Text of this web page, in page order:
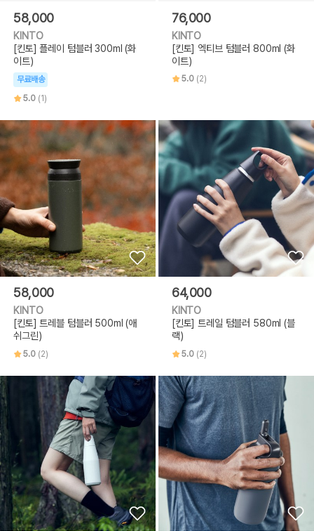
58,000
KINTO
[킨토] 플레이 텀블러 300ml (화
이트)
무료배송
5.0 (1)
76,000
KINTO
[킨토] 엑티브 텀블러 800ml (화
이트)
5.0 (2)
58,000
KINTO
[킨토] 트레블 텀블러 500ml (애
쉬그린)
5.0 (2)
64,000
KINTO
[킨토] 트레일 텀블러 580ml (블
랙)
5.0 (2)